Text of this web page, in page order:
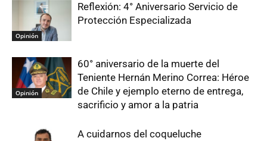
Opinión
Reflexión: 4° Aniversario Servicio de
Protección Especializada
Opinión
60° aniversario de la muerte del
Teniente Hernán Merino Correa: Héroe
de Chile y ejemplo eterno de entrega,
sacrificio y amor a la patria
A cuidarnos del coqueluche